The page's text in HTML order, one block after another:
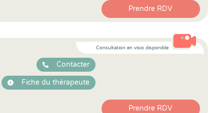
Prendre RDV
Consultation en visio disponible
Contacter
Fiche du thérapeute
Prendre RDV